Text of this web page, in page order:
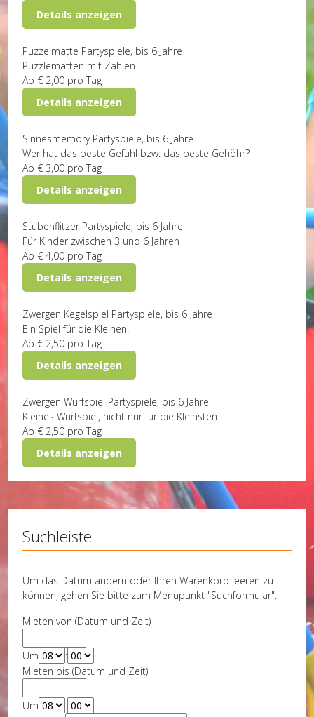
Details anzeigen
Puzzelmatte Partyspiele, bis 6 Jahre
Puzzlematten mit Zahlen
Ab € 2,00 pro Tag
Details anzeigen
Sinnesmemory Partyspiele, bis 6 Jahre
Wer hat das beste Gefühl bzw. das beste Gehöhr?
Ab € 3,00 pro Tag
Details anzeigen
Stubenflitzer Partyspiele, bis 6 Jahre
Für Kinder zwischen 3 und 6 Jahren
Ab € 4,00 pro Tag
Details anzeigen
Zwergen Kegelspiel Partyspiele, bis 6 Jahre
Ein Spiel für die Kleinen.
Ab € 2,50 pro Tag
Details anzeigen
Zwergen Wurfspiel Partyspiele, bis 6 Jahre
Kleines Wurfspiel, nicht nur für die Kleinsten.
Ab € 2,50 pro Tag
Details anzeigen
Suchleiste
Um das Datum ändern oder Ihren Warenkorb leeren zu
können, gehen Sie bitte zum Menüpunkt "Suchformular".
Mieten von (Datum und Zeit)
Um
:
Mieten bis (Datum und Zeit)
Um
: